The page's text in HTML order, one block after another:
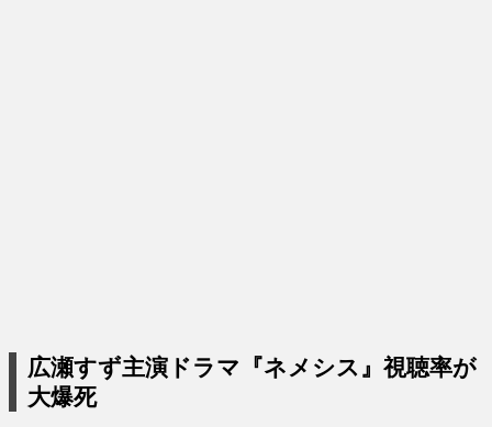
広瀬すず主演ドラマ『ネメシス』視聴率が
大爆死